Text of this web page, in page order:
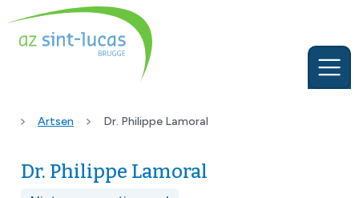
Artsen Dr. Philippe Lamoral
Dr. Philippe Lamoral